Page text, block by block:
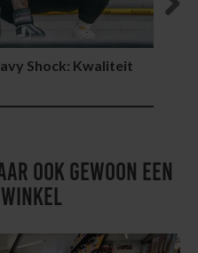
Shock: Kwaliteit
OOK GEWOON EEN